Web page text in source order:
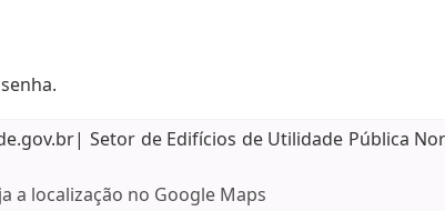
Setor de Edifícios de Utilidade Pública
a localização no Google Maps